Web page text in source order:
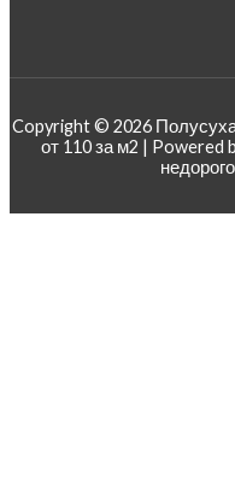
Copyright © 2026
от 110 за м2 | Powered